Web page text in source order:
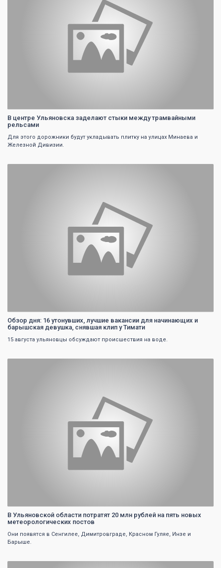
В центре Ульяновска заделают стыки между трамвайными
рельсами
Для этого дорожники будут укладывать плитку на улицах Минаева и
Железной Дивизии.
Обзор дня: 16 утонувших, лучшие вакансии для начинающих и
барышская девушка, снявшая клип у Тимати
15 августа ульяновцы обсуждают происшествия на воде.
В Ульяновской области потратят 20 млн рублей на пять новых
метеорологических постов
Они появятся в Сенгилее, Димитровграде, Красном Гуляе, Инзе и
Барыше.